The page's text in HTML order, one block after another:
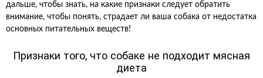
дальше, чтобы знать, на какие признаки следует обратить
внимание, чтобы понять, страдает ли ваша собака от недостатка
основных питательных веществ!
Признаки того, что собаке не подходит мясная
диета